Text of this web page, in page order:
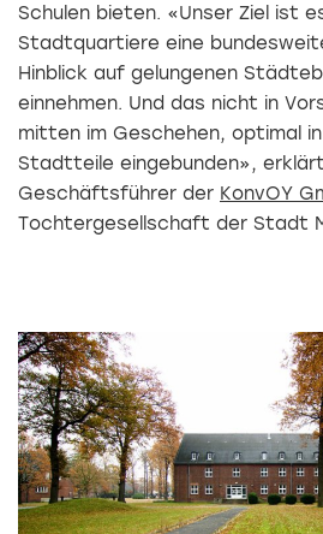
Schulen bieten. «Unser Ziel ist
Stadtquartiere eine
Hinblick auf gelungenen
einnehmen. Und das nicht in
mitten im Geschehen, optimal
Stadtteile eingebunden»,
Geschäftsführer der KonvOY
Tochtergesellschaft der Stadt